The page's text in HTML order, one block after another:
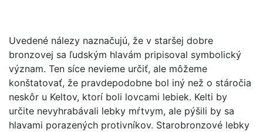
Uvedené nálezy naznačujú, že v staršej dobre
bronzovej sa ľudským hlavám pripisoval symbolický
význam. Ten síce nevieme určiť, ale môžeme
konštatovať, že pravdepodobne bol iný než o stáročia
neskôr u Keltov, ktorí boli lovcami lebiek. Kelti by
určite nevyhrabávali lebky mŕtvym, ale pýšili by sa
hlavami porazených protivníkov. Starobronzové lebky